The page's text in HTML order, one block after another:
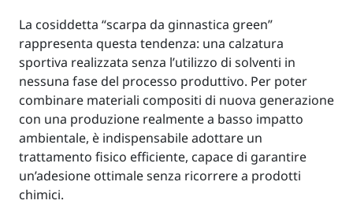
La cosiddetta “scarpa da ginnastica green”
rappresenta questa tendenza: una calzatura
sportiva realizzata senza l’utilizzo di solventi in
nessuna fase del processo produttivo. Per poter
combinare materiali compositi di nuova generazione
con una produzione realmente a basso impatto
ambientale, è indispensabile adottare un
trattamento fisico efficiente, capace di garantire
un’adesione ottimale senza ricorrere a prodotti
chimici.